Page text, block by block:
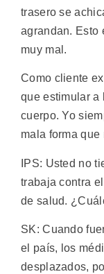
trasero se
agrandan. Esto
muy mal.
Como cliente
que estimular a
cuerpo. Yo
mala forma que
IPS: Usted no
trabaja contra
de salud.
SK: Cuando
el país, los
desplazados,